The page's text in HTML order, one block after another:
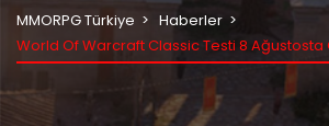
MMORPG Türkiye
Haberler
World Of Warcraft Classic Testi 8 Ağustosta